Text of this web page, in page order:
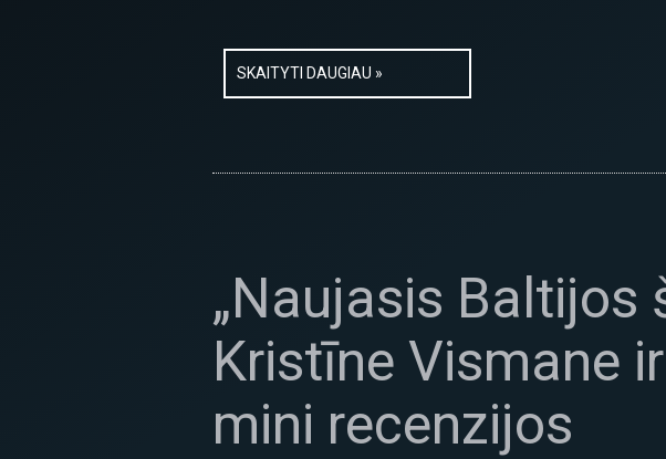
SKAITYTI DAUGIAU »
„Naujasis Baltijos
Kristīne Vismane
mini recenzijos